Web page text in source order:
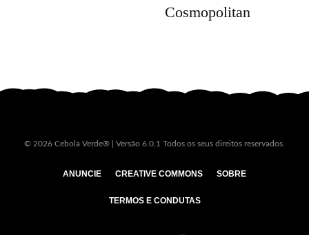
Cosmopolitan
© 2026 Cebola Verde® | Versão 6.0.1 Todos os seus direitos reservados.
ANUNCIE CREATIVE COMMONS SOBRE
TERMOS E CONDUTAS